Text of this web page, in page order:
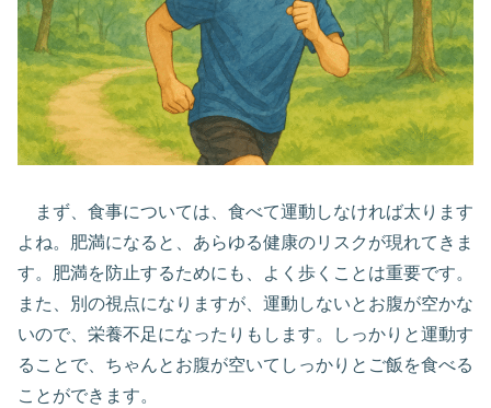
まず、食事については、食べて運動しなければ太ります
よね。肥満になると、あらゆる健康のリスクが現れてきま
す。肥満を防止するためにも、よく歩くことは重要です。
また、別の視点になりますが、運動しないとお腹が空かな
いので、栄養不足になったりもします。しっかりと運動す
ることで、ちゃんとお腹が空いてしっかりとご飯を食べる
ことができます。